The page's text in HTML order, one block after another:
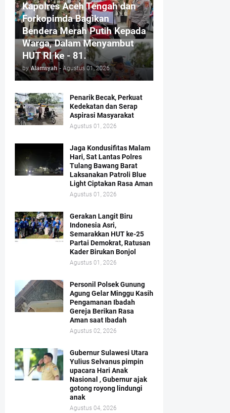
Kapolres Aceh Tengah dan
Forkopimda Bagikan
Bendera Merah Putih Kepada
Warga, Dalam Menyambut
HUT RI ke - 81.
by Alamsyah - Agustus 01, 2026
Penarik Becak, Perkuat
Kedekatan dan Serap
Aspirasi Masyarakat
Agustus 01, 2026
Jaga Kondusifitas Malam
Hari, Sat Lantas Polres
Tulang Bawang Barat
Laksanakan Patroli Blue
Light Ciptakan Rasa Aman
Agustus 01, 2026
Gerakan Langit Biru
Indonesia Asri,
Semarakkan HUT ke-25
Partai Demokrat, Ratusan
Kader Birukan Bonjol
Agustus 01, 2026
Personil Polsek Gunung
Agung Gelar Minggu Kasih
Pengamanan Ibadah
Gereja Berikan Rasa
Aman saat Ibadah
Agustus 02, 2026
Gubernur Sulawesi Utara
Yulius Selvanus pimpin
upacara Hari Anak
Nasional , Gubernur ajak
gotong royong lindungi
anak
Agustus 04, 2026